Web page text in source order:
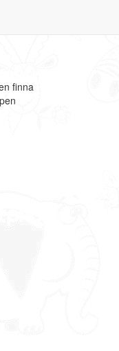
finna